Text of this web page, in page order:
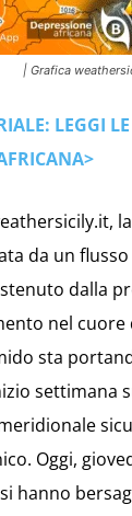
| Grafica
LEGGI
da un
dalla
nel
sta
settimana
Oggi,
hanno